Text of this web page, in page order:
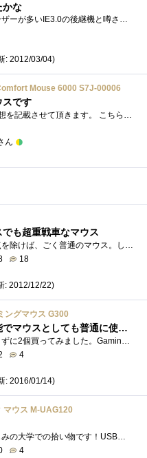
かな
ゲーマーにもユーザーが多いIE3.0の後継機と噂されていたマウスなので、気になって購入した。まず、握り心地だが、指がフィットしてとても握り...
: 2012/03/04)
Mouse 6000 S7J-00006
スです
ん
も超重戦車なマウス
一見色が派手な点を除けば、ごく普通のマウス。しかし他のマウスと並べるとご覧の有様だよ！！その名もビッグマウス。もはやマウスというよ�...
18
: 2012/12/22)
ングマウス G300
安いのに高機能でマウスとしても普通に使いやすい
安かったので試さずに2個買ってみました。GamingMouseG300機能的にはサポートソフトがLogicoolゲームソフトウェア(ゲームソフトウェアはゲーミングキ�...
4
: 2016/01/14)
マウス M-UAG120
はい、毎度おなじみの大学での拾い物です！USBマウスですｂしっかり動きました♪ケーブルが短いのでノート用だとおもいます！最近はあまりマ�...
4